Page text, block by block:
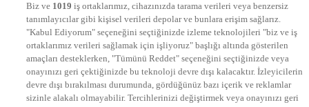
STAR
EURO STAR
KRAL POP TV
DYG Radyolar
NTV RADYO
KRAL FM
KRAL POP
EKSEN
Biz ve 1019 iş ortaklarımız, cihazınızda tarama verileri veya benzersiz
tanımlayıcılar gibi kişisel verileri depolar ve bunlara erişim sağlarız.
"Kabul Ediyorum" seçeneğini seçtiğinizde izleme teknolojileri "biz ve iş
ortaklarımız verileri sağlamak için işliyoruz" başlığı altında gösterilen
amaçları desteklerken, "Tümünü Reddet" seçeneğini seçtiğinizde veya
onayınızı geri çektiğinizde bu teknoloji devre dışı kalacaktır. İzleyicilerin
devre dışı bırakılması durumunda, gördüğünüz bazı içerik ve reklamlar
sizinle alakalı olmayabilir. Tercihlerinizi değiştirmek veya onayınızı geri